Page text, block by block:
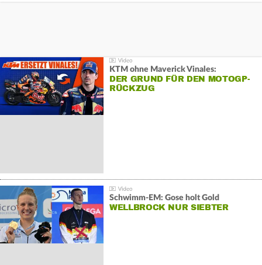
KTM ohne Maverick Vinales:
DER GRUND FÜR DEN MOTOGP-
RÜCKZUG
Schwimm-EM: Gose holt Gold
WELLBROCK NUR SIEBTER